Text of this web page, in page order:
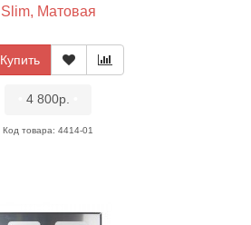
Slim, Матовая
Купить
4 800р.
Код товара: 4414-01